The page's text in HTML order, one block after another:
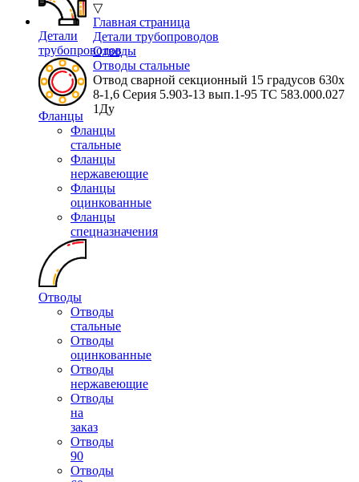
Детали
трубопроводов
Фланцы
Фланцы
стальные
Фланцы
нержавеющие
Фланцы
оцинкованные
Фланцы
спецназначения
Отводы
Отводы
стальные
Отводы
оцинкованные
Отводы
нержавеющие
Отводы
на
заказ
Отводы
90
Отводы
▽
Главная страница
Детали трубопроводов
Отводы
Отводы стальные
Отвод сварной секционный 15 градусов 630х
8-1,6 Серия 5.903-13 вып.1-95 ТС 583.000.027
1Ду